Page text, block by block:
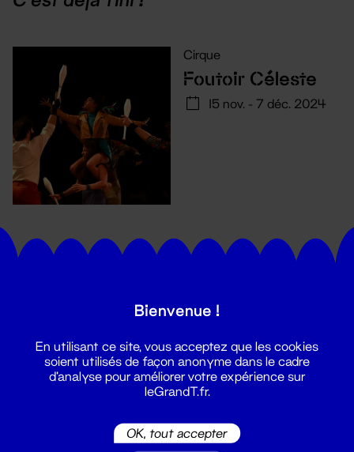
Cirque
Foutoir Céleste
15 nov. - 7 déc. 2024
Suivez toutes les actualités du
Grand T :
Bienvenue !
En utilisant ce site, vous acceptez que les cookies
soient utilisés de façon anonyme dans le cadre
d'analyse pour améliorer votre expérience sur
leGrandT.fr.
OK, tout accepter